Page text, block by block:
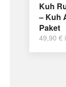
Kuh
– Kuh
Paket
49,90 €